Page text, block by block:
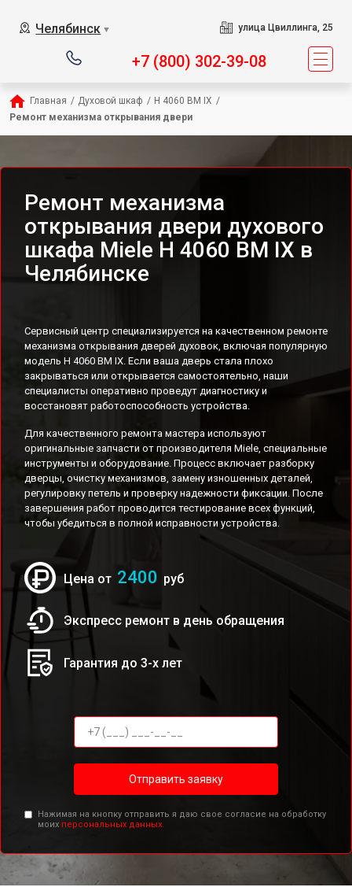
Челябинск ▼ улица Цвиллинга, 25
+7 (800) 302-39-08
Главная / Духовой шкаф / H 4060 BM IX /
Ремонт механизма открывания двери
Ремонт механизма
открывания двери духового
шкафа Miele H 4060 BM IX в
Челябинске
Сервисный центр специализируется на качественном ремонте
механизма открывания дверей духовок, включая популярную
модель H 4060 BM IX. Если ваша дверь стала плохо
закрываться или открывается самостоятельно, наши
специалисты оперативно проведут диагностику и
восстановят работоспособность устройства.
Для качественного ремонта мастера используют
оригинальные запчасти от производителя Miele, специальные
инструменты и оборудование. Процесс включает разборку
дверцы, очистку механизмов, замену изношенных деталей,
регулировку петель и проверку надежности фиксации. После
завершения работ проводится тестирование всех функций,
чтобы убедиться в полной исправности устройства.
Цена от 2400 руб
Экспресс ремонт в день обращения
Гарантия до 3-х лет
Отправить заявку
Нажимая на кнопку отправить я даю свое согласие на обработку
моих персональных данных.